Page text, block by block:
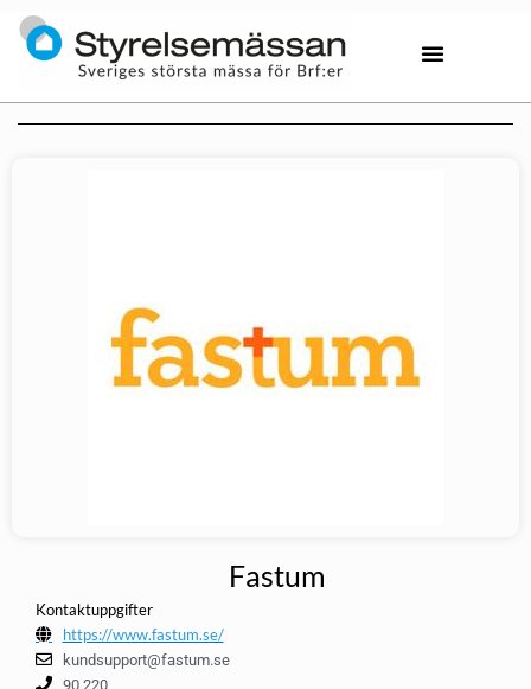
Fastum
Kontaktuppgifter
https://www.fastum.se/
kundsupport@fastum.se
90 220